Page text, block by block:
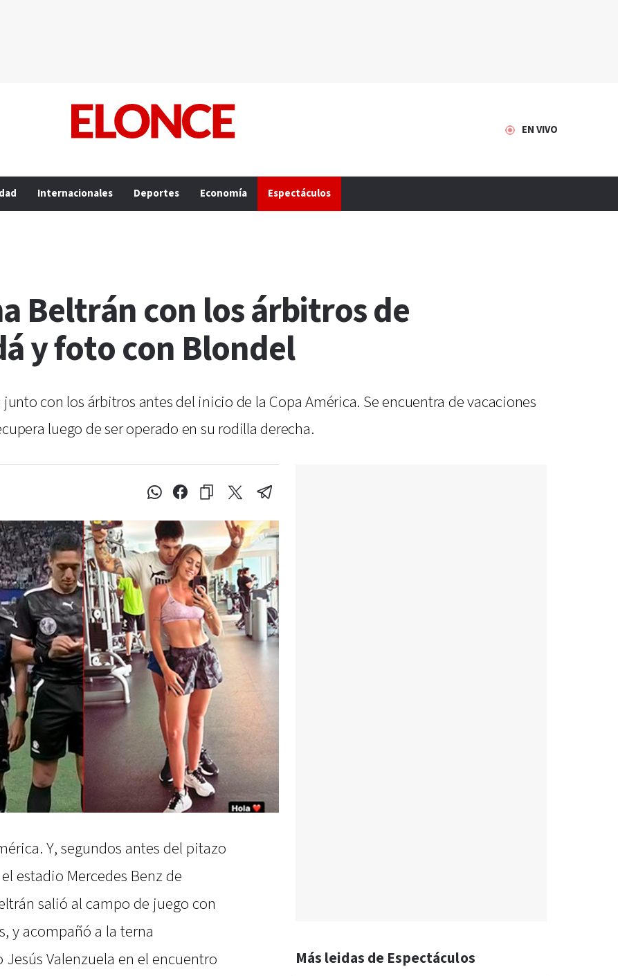
EN VIVO
Internacionales Deportes Economía Espectáculos
Beltrán con los árbitros de
y foto con Blondel
con los árbitros antes del inicio de la Copa América. Se encuentra de vacaciones
luego de ser operado en su rodilla derecha.
Y, segundos antes del pitazo
estadio Mercedes Benz de
salió al campo de juego con
y acompañó a la terna
Valenzuela en el encuentro
Más leidas de Espectáculos